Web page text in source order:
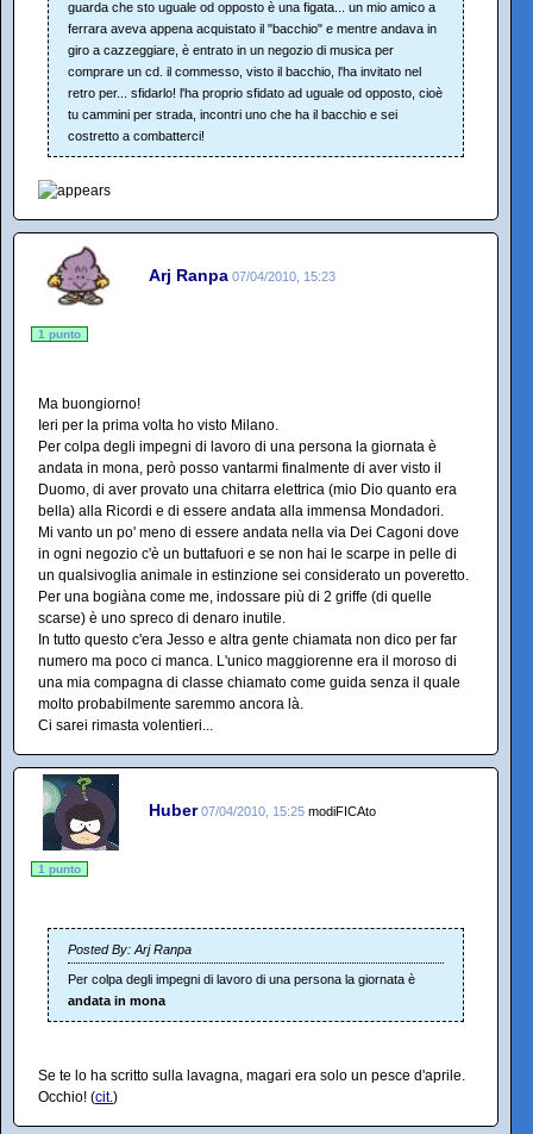
guarda che sto uguale od opposto è una figata... un mio amico a
ferrara aveva appena acquistato il "bacchio" e mentre andava in
giro a cazzeggiare, è entrato in un negozio di musica per
comprare un cd. il commesso, visto il bacchio, l'ha invitato nel
retro per... sfidarlo! l'ha proprio sfidato ad uguale od opposto, cioè
tu cammini per strada, incontri uno che ha il bacchio e sei
costretto a combatterci!
Arj Ranpa 07/04/2010, 15:23
1 punto
Ma buongiorno!
Ieri per la prima volta ho visto Milano.
Per colpa degli impegni di lavoro di una persona la giornata è
andata in mona, però posso vantarmi finalmente di aver visto il
Duomo, di aver provato una chitarra elettrica (mio Dio quanto era
bella) alla Ricordi e di essere andata alla immensa Mondadori.
Mi vanto un po' meno di essere andata nella via Dei Cagoni dove
in ogni negozio c'è un buttafuori e se non hai le scarpe in pelle di
un qualsivoglia animale in estinzione sei considerato un poveretto.
Per una bogiàna come me, indossare più di 2 griffe (di quelle
scarse) è uno spreco di denaro inutile.
In tutto questo c'era Jesso e altra gente chiamata non dico per far
numero ma poco ci manca. L'unico maggiorenne era il moroso di
una mia compagna di classe chiamato come guida senza il quale
molto probabilmente saremmo ancora là.
Ci sarei rimasta volentieri...
Huber 07/04/2010, 15:25 modiFICAto
1 punto
Posted By: Arj Ranpa
Per colpa degli impegni di lavoro di una persona la giornata è
andata in mona
Se te lo ha scritto sulla lavagna, magari era solo un pesce d'aprile.
Occhio! (cit.)